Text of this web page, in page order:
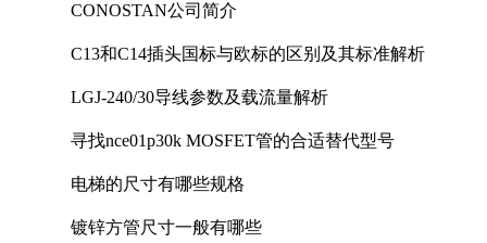
CONOSTAN公司简介
C13和C14插头国标与欧标的区别及其标准解析
LGJ-240/30导线参数及载流量解析
寻找nce01p30k MOSFET管的合适替代型号
电梯的尺寸有哪些规格
镀锌方管尺寸一般有哪些